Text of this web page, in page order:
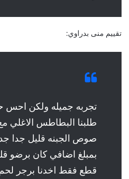
تقييم منى بدراوي:
تجربه جميله ولكن
طلبنا البطاطس الاغلي
صوص الجبنه قليل جدا
بمبلغ اضافي كان برضو
قطع فقط اخدنا برجر لحم